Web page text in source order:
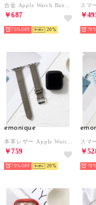
￥687
75% 20
￥
emonique
￥759
70% 20
￥